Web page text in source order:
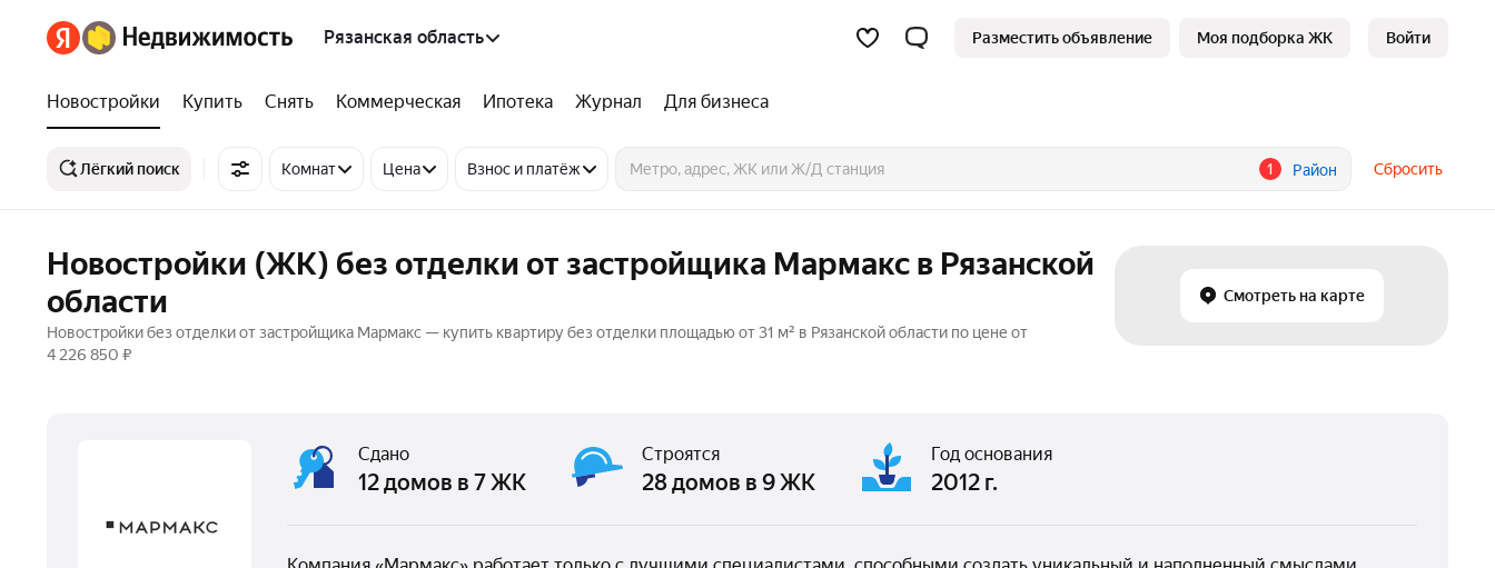
Рязанская область Разместить объявление Моя подборка ЖК Войти
Новостройки Купить Снять Коммерческая Ипотека Журнал Для бизнеса
Лёгкий поиск Комнат Цена Взнос и платёж 1 Район Сбросить
Новостройки (ЖК) без отделки от застройщика Мармакс в Рязанской
области
Новостройки без отделки от застройщика Мармакс — купить квартиру без отделки площадью от 31 м² в Рязанской области по цене от
4 226 850 ₽
Смотреть на карте
Сдано
12 домов в 7 ЖК
Строятся
28 домов в 9 ЖК
Год основания
2012 г.